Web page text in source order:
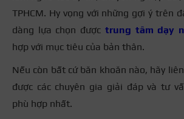
TPHCM. Hy vọng với những gợi ý trên
dàng lựa chọn được trung tâm dạy
hợp với mục tiêu của bản thân.
Nếu còn bất cứ băn khoăn nào, hãy
được các chuyên gia giải đáp và tư
phù hợp nhất.